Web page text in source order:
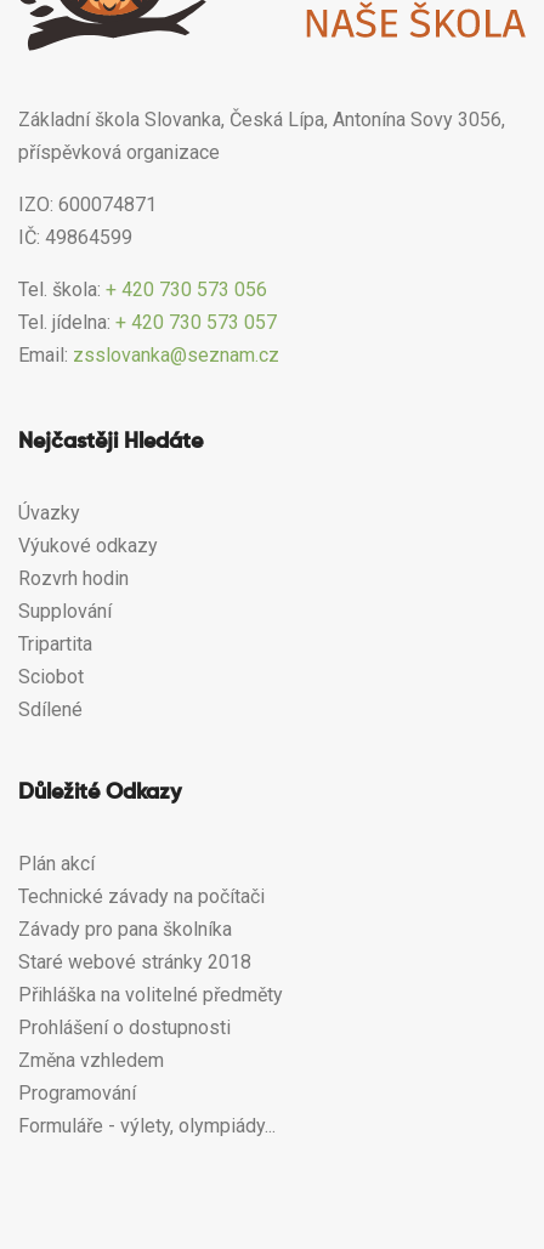
Základní škola Slovanka, Česká Lípa, Antonína Sovy 3056,
příspěvková organizace
IZO: 600074871
IČ: 49864599
Tel. škola: + 420 730 573 056
Tel. jídelna: + 420 730 573 057
Email: zsslovanka@seznam.cz
Nejčastěji Hledáte
Úvazky
Výukové odkazy
Rozvrh hodin
Supplování
Tripartita
Sciobot
Sdílené
Důležité Odkazy
Plán akcí
Technické závady na počítači
Závady pro pana školníka
Staré webové stránky 2018
Přihláška na volitelné předměty
Prohlášení o dostupnosti
Změna vzhledem
Programování
Formuláře - výlety, olympiády...